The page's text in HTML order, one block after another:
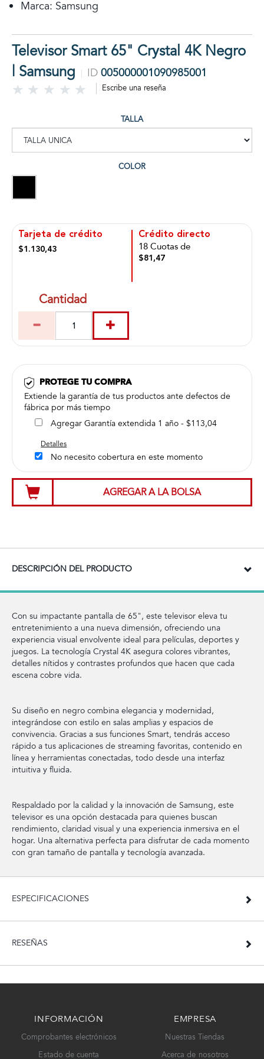
Marca: Samsung
Televisor Smart 65" Crystal 4K Negro
| Samsung
ID 005000001090985001
Escribe una reseña
TALLA
COLOR
Tarjeta de crédito
$1.130,43
Crédito directo
18 Cuotas de
$81,47
Cantidad
PROTEGE TU COMPRA
Extiende la garantía de tus productos ante defectos de
fábrica por más tiempo
Agregar Garantía extendida 1 año - $113,04
Detalles
No necesito cobertura en este momento
AGREGAR A LA BOLSA
DESCRIPCIÓN DEL PRODUCTO
Con su impactante pantalla de 65", este televisor eleva tu
entretenimiento a una nueva dimensión, ofreciendo una
experiencia visual envolvente ideal para películas, deportes y
juegos. La tecnología Crystal 4K asegura colores vibrantes,
detalles nítidos y contrastes profundos que hacen que cada
escena cobre vida.
Su diseño en negro combina elegancia y modernidad,
integrándose con estilo en salas amplias y espacios de
convivencia. Gracias a sus funciones Smart, tendrás acceso
rápido a tus aplicaciones de streaming favoritas, contenido en
línea y herramientas conectadas, todo desde una interfaz
intuitiva y fluida.
Respaldado por la calidad y la innovación de Samsung, este
televisor es una opción destacada para quienes buscan
rendimiento, claridad visual y una experiencia inmersiva en el
hogar. Una alternativa perfecta para disfrutar de cada momento
con gran tamaño de pantalla y tecnología avanzada.
ESPECIFICACIONES
RESEÑAS
INFORMACIÓN
Comprobantes electrónicos
Estado de cuenta
EMPRESA
Nuestras Tiendas
Acerca de nosotros